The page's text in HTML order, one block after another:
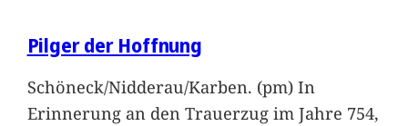
Pilger der Hoffnung
Schöneck/Nidderau/Karben. (pm) In
Erinnerung an den Trauerzug im Jahre 754,